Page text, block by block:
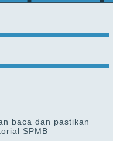
baca dan pastikan
SPMB